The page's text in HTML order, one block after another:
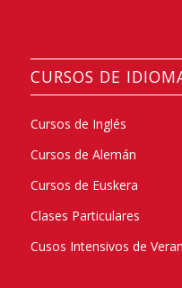
CURSOS DE
Cursos de Inglés
Cursos de Alemán
Cursos de Euskera
Clases Particulares
Cusos Intensivos de